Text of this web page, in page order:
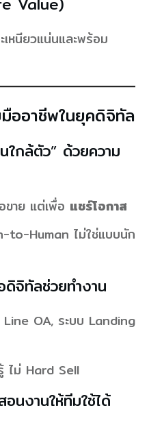
เหนียวแน่นและพร้อม
ออาชีพในยุคดิจิทัล
ใกล้ตัว” ด้วยความ
ขาย แต่เพื่อ แชร์โอกาส
to-Human ไม่ใช่แบบนัก
จิทัลช่วยทำงาน
OA, ระบบ Landing
ไม่ Hard Sell
นงานให้ทีมใช้ได้